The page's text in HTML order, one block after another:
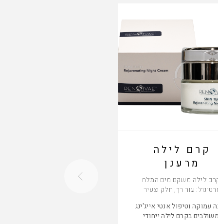
קרם לילה
מרענן
לילה משקם מים המלח
ורטינול: עור רך, חלק וצעיר
עמוקה וטיפול אנטי אייג'ינג
משולבים בקרם לילה ייחודי
קרם עיניים ייחודי זה פותח